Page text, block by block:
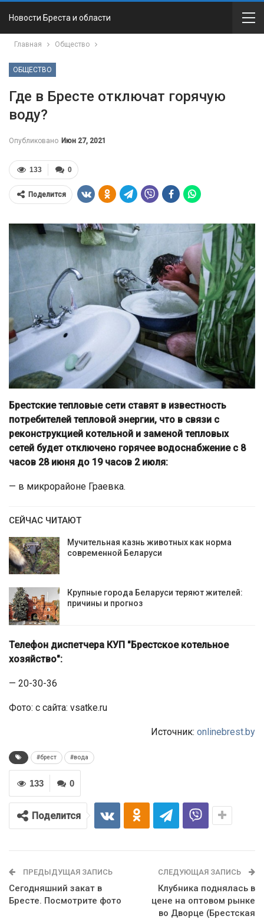
Новости Бреста и области
Главная Общество
ОБЩЕСТВО
Где в Бресте отключат горячую
воду?
Опубликовано Июн 27, 2021
0
133
Поделится
Брестские тепловые сети ставят в известность
потребителей тепловой энергии, что в связи с
реконструкцией котельной и заменой тепловых
сетей будет отключено горячее водоснабжение с 8
часов 28 июня до 19 часов 2 июля:
— в микрорайоне Граевка.
СЕЙЧАС ЧИТАЮТ
Мучительная казнь животных как норма
современной Беларуси
Крупные города Беларуси теряют жителей:
причины и прогноз
Телефон диспетчера КУП "Брестское котельное
хозяйство":
— 20-30-36
Фото: с сайта: vsatke.ru
Источник: onlinebrest.by
#брест #вода
0
133
Поделится
ПРЕДЫДУЩАЯ ЗАПИСЬ
Сегодняшний закат в
Бресте. Посмотрите фото
СЛЕДУЮЩАЯ ЗАПИСЬ
Клубника поднялась в
цене на оптовом рынке
во Дворце (Брестская